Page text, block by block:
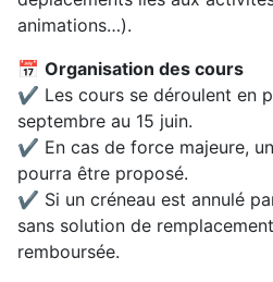
animations…).
📅 Organisation des cours
✔ Les cours se déroulent en
septembre au 15 juin.
✔ En cas de force majeure,
pourra être proposé.
✔ Si un créneau est annulé
sans solution de
remboursée.